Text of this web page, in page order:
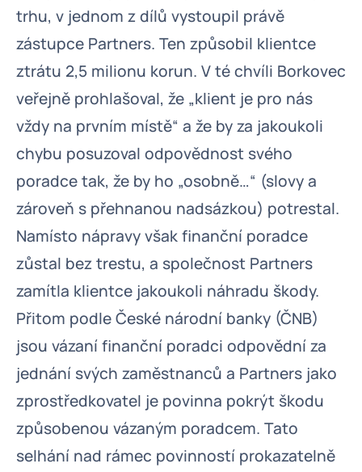
trhu, v jednom z dílů vystoupil právě
zástupce Partners. Ten způsobil klientce
ztrátu 2,5 milionu korun. V té chvíli Borkovec
veřejně prohlašoval, že „klient je pro nás
vždy na prvním místě“ a že by za jakoukoli
chybu posuzoval odpovědnost svého
poradce tak, že by ho „osobně…“ (slovy a
zároveň s přehnanou nadsázkou) potrestal.
Namísto nápravy však finanční poradce
zůstal bez trestu, a společnost Partners
zamítla klientce jakoukoli náhradu škody.
Přitom podle České národní banky (ČNB)
jsou vázaní finanční poradci odpovědní za
jednání svých zaměstnanců a Partners jako
zprostředkovatel je povinna pokrýt škodu
způsobenou vázaným poradcem. Tato
selhání nad rámec povinností prokazatelně